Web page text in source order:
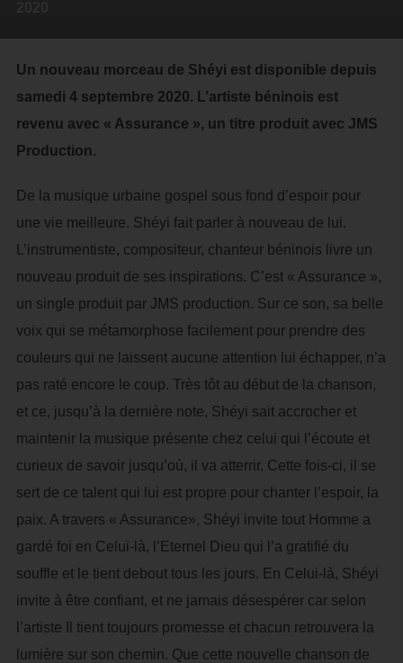
Un nouveau morceau de Shéyi est disponible depuis
samedi 4 septembre 2020. L’artiste béninois est
revenu avec « Assurance », un titre produit avec JMS
Production.
De la musique urbaine gospel sous fond d’espoir pour
une vie meilleure. Shéyi fait parler à nouveau de lui.
L’instrumentiste, compositeur, chanteur béninois livre un
nouveau produit de ses inspirations. C’est « Assurance »,
un single produit par JMS production. Sur ce son, sa belle
voix qui se métamorphose facilement pour prendre des
couleurs qui ne laissent aucune attention lui échapper, n’a
pas raté encore le coup. Très tôt au début de la chanson,
et ce, jusqu’à la dernière note, Shéyi sait accrocher et
maintenir la musique présente chez celui qui l’écoute et
curieux de savoir jusqu’où, il va atterrir. Cette fois-ci, il se
sert de ce talent qui lui est propre pour chanter l’espoir, la
paix. A travers « Assurance», Shéyi invite tout Homme a
gardé foi en Celui-là, l’Eternel Dieu qui l’a gratifié du
souffle et le tient debout tous les jours. En Celui-là, Shéyi
invite à être confiant, et ne jamais désespérer car selon
l’artiste Il tient toujours promesse et chacun retrouvera la
lumière sur son chemin. Que cette nouvelle chanson de